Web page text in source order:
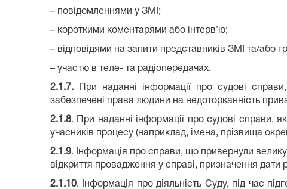
– повідомленнями у ЗМІ;
– короткими коментарями або інтерв’ю;
– відповідями на запити представників ЗМІ та/або
– участю в теле- та радіопередачах.
2.1.7.
При наданні інформації про судові
забезпечені права людини на недоторканність
2.1.8. При наданні інформації про судові справи,
учасників процесу (наприклад, імена, прізвища
2.1.9. Інформація про справи, що привернули
відкриття провадження у справі, призначення
2.1.10. Інформація про діяльність Суду, під час